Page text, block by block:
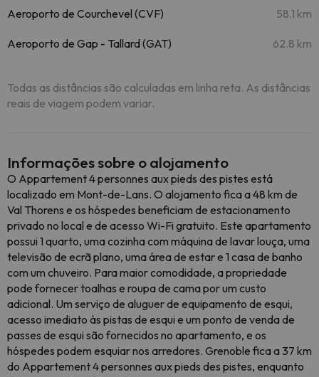
Aeroporto de Courchevel (CVF) 58.1 km
Aeroporto de Gap - Tallard (GAT) 62.8 km
Todas as distâncias são calculadas em linha reta. As distâncias
reais de viagem podem variar.
Informações sobre o alojamento
O Appartement 4 personnes aux pieds des pistes está
localizado em Mont-de-Lans. O alojamento fica a 48 km de
Val Thorens e os hóspedes beneficiam de estacionamento
privado no local e de acesso Wi-Fi gratuito. Este apartamento
possui 1 quarto, uma cozinha com máquina de lavar louça, uma
televisão de ecrã plano, uma área de estar e 1 casa de banho
com um chuveiro. Para maior comodidade, a propriedade
pode fornecer toalhas e roupa de cama por um custo
adicional. Um serviço de aluguer de equipamento de esqui,
acesso imediato às pistas de esqui e um ponto de venda de
passes de esqui são fornecidos no apartamento, e os
hóspedes podem esquiar nos arredores. Grenoble fica a 37 km
do Appartement 4 personnes aux pieds des pistes, enquanto